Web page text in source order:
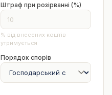
Штраф при розірванні (%)
% від внесених коштів
утримується
Порядок спорів